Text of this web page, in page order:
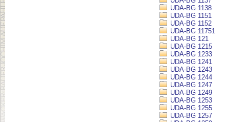
UDA-BG 1138
UDA-BG 1151
UDA-BG 1152
UDA-BG 11751
UDA-BG 121
UDA-BG 1215
UDA-BG 1233
UDA-BG 1241
UDA-BG 1243
UDA-BG 1244
UDA-BG 1247
UDA-BG 1249
UDA-BG 1253
UDA-BG 1255
UDA-BG 1257